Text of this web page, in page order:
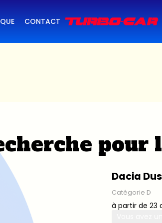
CONTACT
pour
Dacia
Catégorie D
à partir de 23